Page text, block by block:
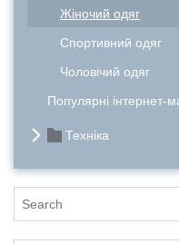
Жіночий одяг
Спортивний одяг
Чоловічий одяг
Популярні інтернет-
Техніка